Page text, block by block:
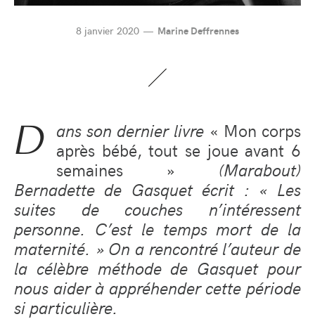
8 janvier 2020 Marine Deffrennes
D ans son dernier livre « Mon corps
après bébé, tout se joue avant 6
semaines » (Marabout)
Bernadette de Gasquet écrit : « Les
suites de couches n’intéressent
personne. C’est le temps mort de la
maternité. » On a rencontré l’auteur de
la célèbre méthode de Gasquet pour
nous aider à appréhender cette période
si particulière.